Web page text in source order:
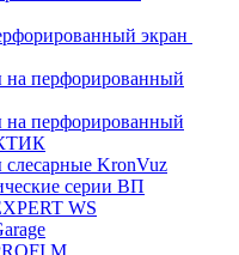
экран
на перфорированный
на перфорированный
слесарные KronVuz
серии ВП
WS
M